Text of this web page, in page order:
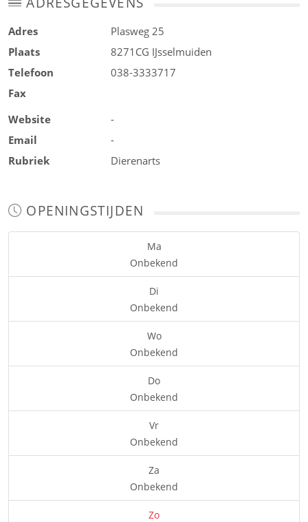
Adres
Plasweg 25
Plaats
8271CG IJsselmuiden
Telefoon
038-3333717
Fax
Website
-
Email
-
Rubriek
Dierenarts
OPENINGSTIJDEN
Ma
Onbekend
Di
Onbekend
Wo
Onbekend
Do
Onbekend
Vr
Onbekend
Za
Onbekend
Zo